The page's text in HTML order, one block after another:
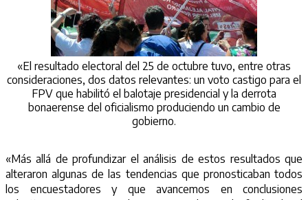
«El resultado electoral del 25 de octubre tuvo, entre otras
consideraciones, dos datos relevantes: un voto castigo para el
FPV que habilitó el balotaje presidencial y la derrota
bonaerense del oficialismo produciendo un cambio de
gobierno.
«Más allá de profundizar el análisis de estos resultados que
alteraron algunas de las tendencias que pronosticaban todos
los encuestadores y que avancemos en conclusiones